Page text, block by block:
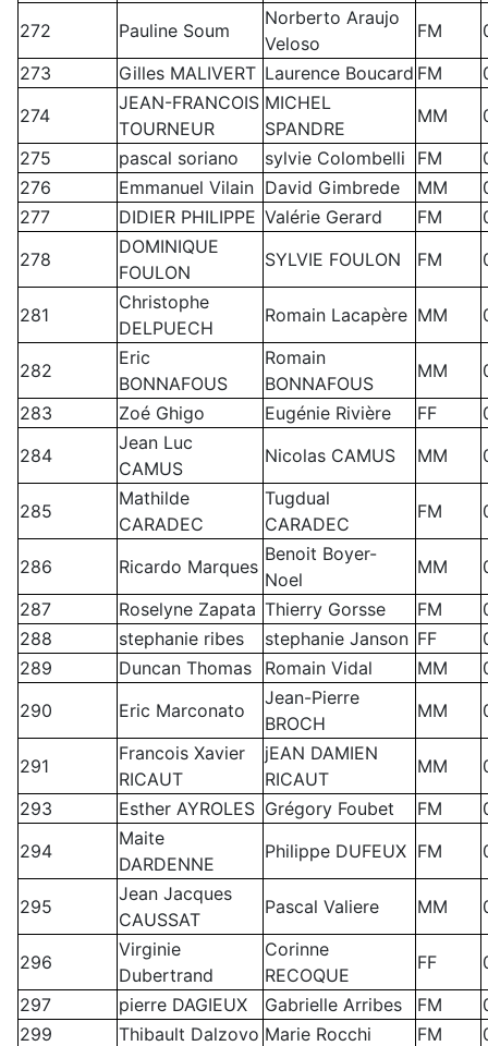
272 Pauline Soum
Norberto Araujo
Veloso
FM
273
Gilles MALIVERT Laurence Boucard FM
274
JEAN-FRANCOIS
TOURNEUR
MICHEL
SPANDRE
MM
275
pascal soriano sylvie Colombelli FM
276
Emmanuel Vilain David Gimbrede MM
277
DIDIER PHILIPPE Valérie Gerard FM
278
DOMINIQUE
FOULON
SYLVIE FOULON FM
281
Christophe
DELPUECH
Romain Lacapère MM
282
Eric
BONNAFOUS
Romain
BONNAFOUS
MM
283
Zoé Ghigo Eugénie Rivière FF
284
Jean Luc
CAMUS
Nicolas CAMUS MM
285
Mathilde
CARADEC
Tugdual
CARADEC
FM
286 Ricardo Marques
Benoit Boyer-
Noel
MM
287
Roselyne Zapata Thierry Gorsse FM
288
stephanie ribes stephanie Janson FF
289
Duncan Thomas Romain Vidal MM
290
Eric Marconato
Jean-Pierre
BROCH
MM
291
Francois Xavier
RICAUT
jEAN DAMIEN
RICAUT
MM
293
Esther AYROLES Grégory Foubet FM
294
Maite
DARDENNE
Philippe DUFEUX FM
295
Jean Jacques
CAUSSAT
Pascal Valiere MM
296
Virginie
Dubertrand
Corinne
RECOQUE
FF
297
pierre DAGIEUX Gabrielle Arribes FM
299
Thibault Dalzovo Marie Rocchi FM